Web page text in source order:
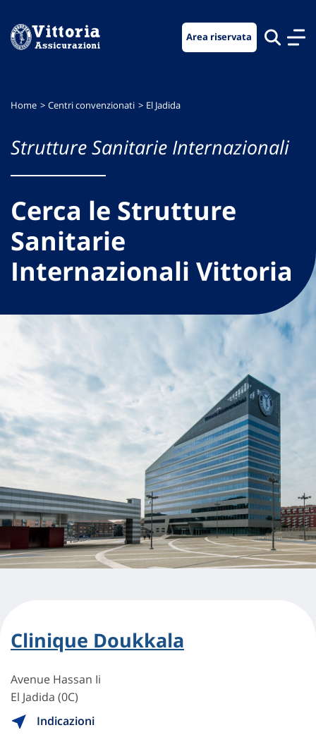
menu
contenuto
footer
Area riservata
Home Centri convenzionati El Jadida
Strutture Sanitarie Internazionali
Cerca le Strutture
Sanitarie
Internazionali Vittoria
Clinique Doukkala
Avenue Hassan Ii
El Jadida (0C)
Indicazioni